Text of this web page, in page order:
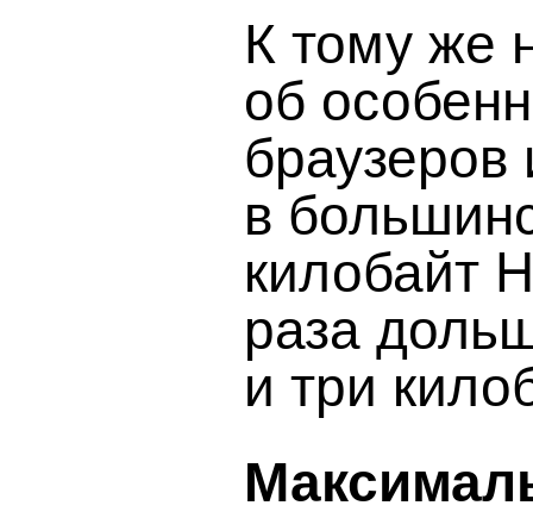
К тому же
об
браузеров
в
килобайт
раза
и три